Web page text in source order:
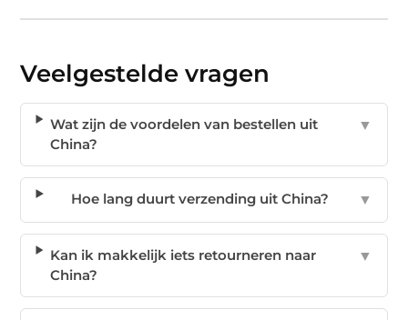
Veelgestelde vragen
Wat zijn de voordelen van bestellen uit
China?
▼
Hoe lang duurt verzending uit China? ▼
Kan ik makkelijk iets retourneren naar
China?
▼